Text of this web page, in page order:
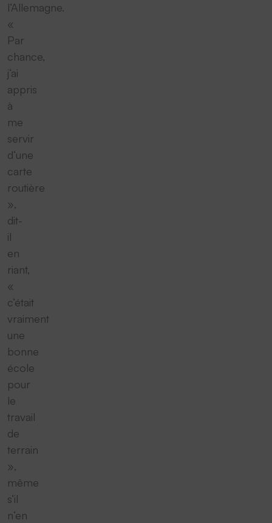
l‘Allemagne.
«
Par
chance,
j‘ai
appris
à
me
servir
d‘une
carte
routière
»,
dit-
il
en
riant,
«
c‘était
vraiment
une
bonne
école
pour
le
travail
de
terrain
»,
même
s‘il
n‘en